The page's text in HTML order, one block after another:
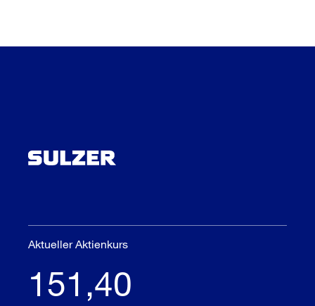
Aktueller Aktienkurs
151,40